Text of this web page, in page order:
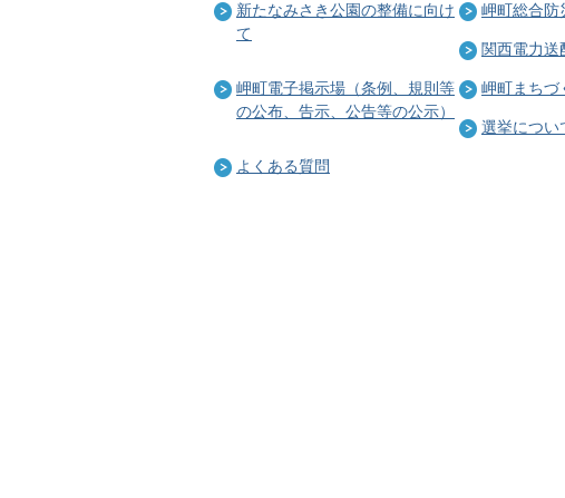
新たなみさき公園の整備に向け
て
岬町総合防
関西電力送
岬町電子掲示場（条例、規則等
の公布、告示、公告等の公示）
岬町まちづ
選挙につい
よくある質問